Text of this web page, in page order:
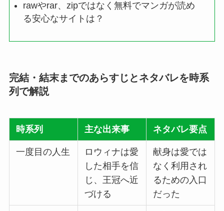
rawやrar、zipではなく無料でマンガが読め
る安心なサイトは？
完結・結末までのあらすじとネタバレを時系
列で解説
時系列 主な出来事 ネタバレ要点
一度目の人生
ロウィナは愛
した相手を信
じ、王冠へ近
づける
献身は愛では
なく利用され
るための入口
だった